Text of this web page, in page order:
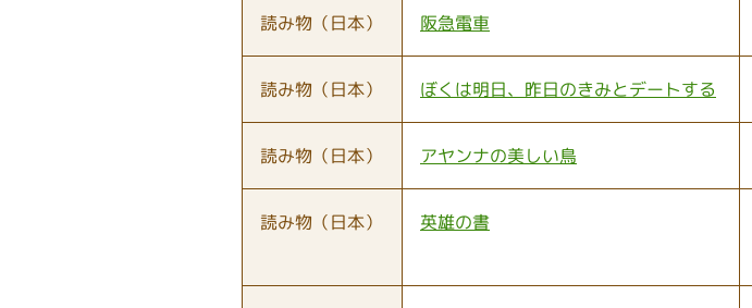
読み物（日本） 阪急電車
読み物（日本） ぼくは明日、昨日のきみとデートする
読み物（日本） アヤンナの美しい鳥
読み物（日本） 英雄の書